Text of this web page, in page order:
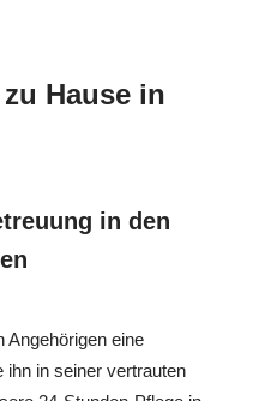
Hause in
in den
Angehörigen eine
ihn in seiner vertrauten